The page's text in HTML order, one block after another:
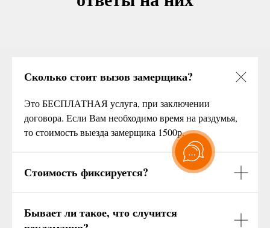
Сколько стоит вызов замерщика?
Это БЕСПЛАТНАЯ услуга, при заключении
договора. Если Вам необходимо время на раздумья,
то стоимость выезда замерщика 1500р.
Стоимость фиксируется?
Бывает ли такое, что случится